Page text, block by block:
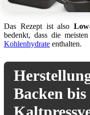
Das Rezept ist also
bedenkt, dass die
Kohlenhydrate enthalten.
Backen bis